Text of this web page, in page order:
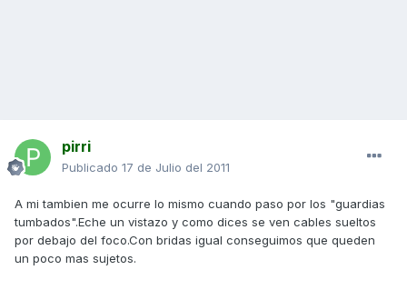
pirri
Publicado 17 de Julio del 2011
A mi tambien me ocurre lo mismo cuando paso por los "guardias
tumbados".Eche un vistazo y como dices se ven cables sueltos
por debajo del foco.Con bridas igual conseguimos que queden
un poco mas sujetos.